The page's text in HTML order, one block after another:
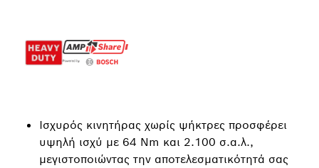
Ισχυρός κινητήρας χωρίς ψήκτρες προσφέρει
υψηλή ισχύ με 64 Nm και 2.100 σ.α.λ.,
μεγιστοποιώντας την αποτελεσματικότητά σας